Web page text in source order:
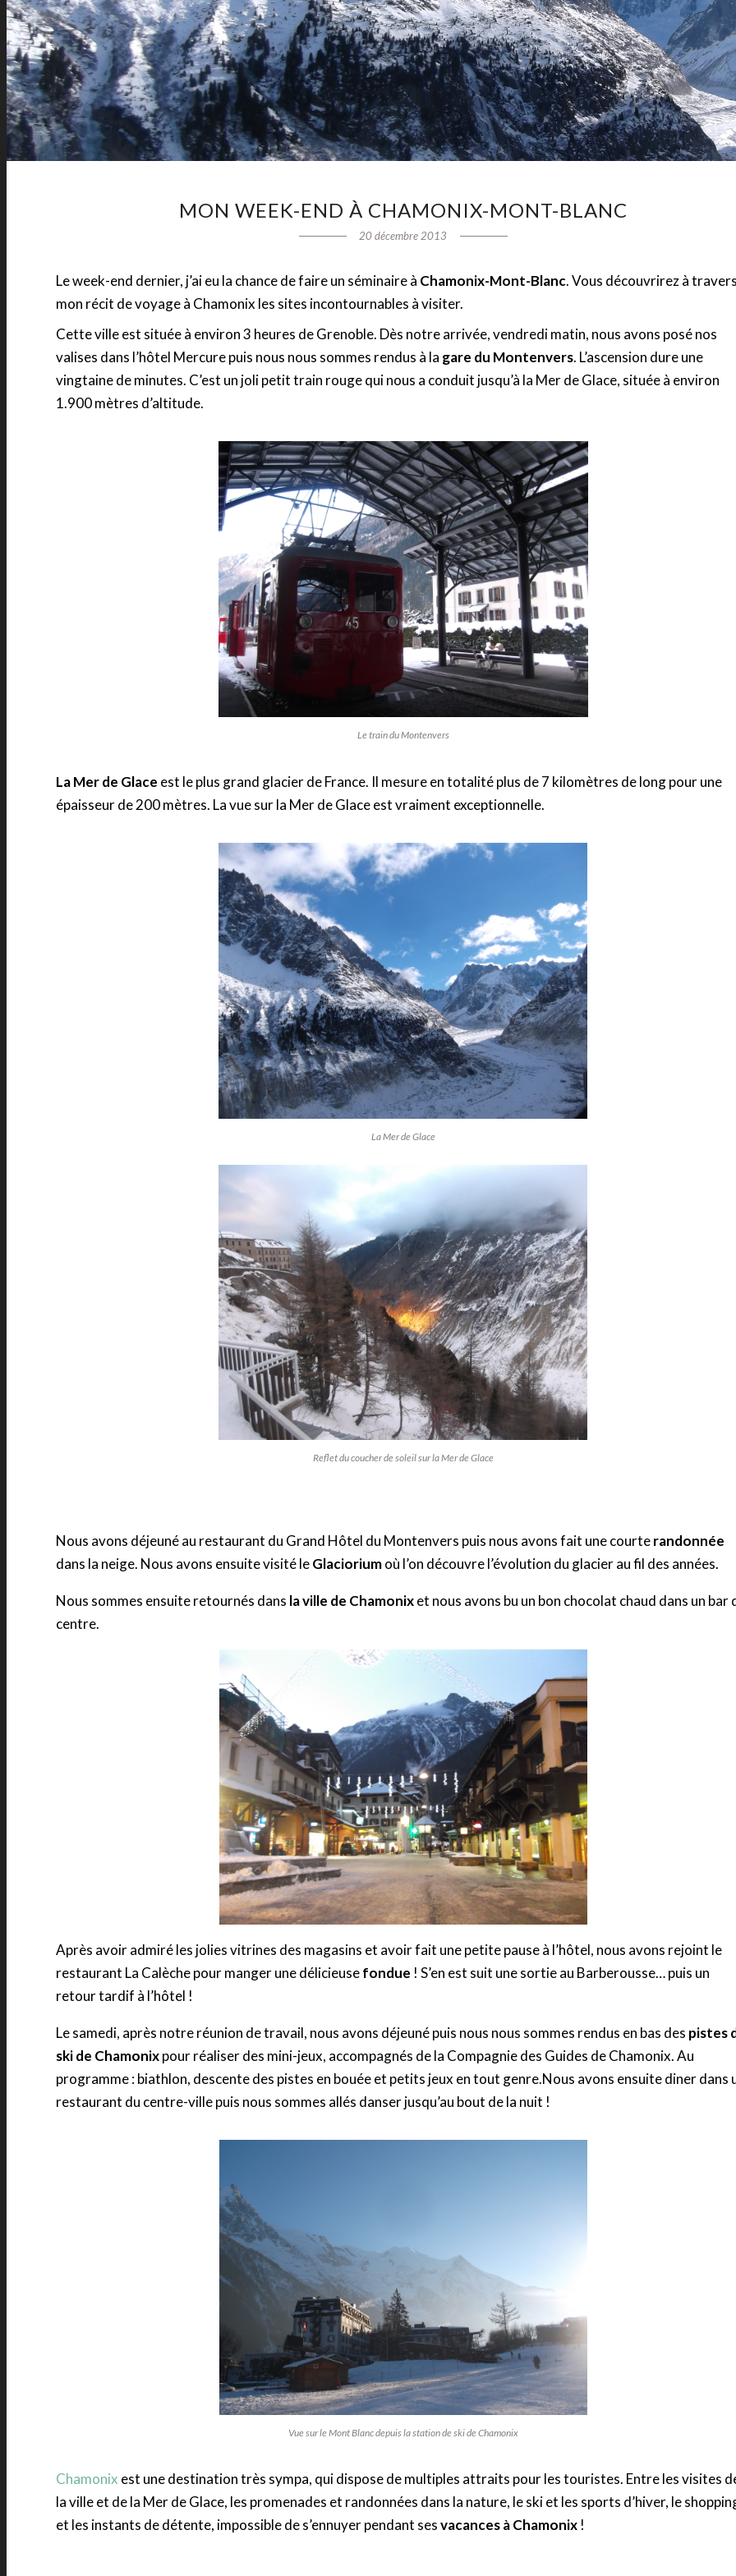
MON WEEK-END À CHAMONIX-MONT-BLANC
20 décembre 2013
Le week-end dernier, j’ai eu la chance de faire un séminaire à Chamonix-Mont-Blanc. Vous découvrirez à
mon récit de voyage à Chamonix les sites incontournables à visiter.
Cette ville est située à environ 3 heures de Grenoble. Dès notre arrivée, vendredi matin, nous avons posé nos
valises dans l’hôtel Mercure puis nous nous sommes rendus à la gare du Montenvers. L’ascension dure une
vingtaine de minutes. C’est un joli petit train rouge qui nous a conduit jusqu’à la Mer de Glace, située à environ
1.900 mètres d’altitude.
Le train du Montenvers
La Mer de Glace est le plus grand glacier de France. Il mesure en totalité plus de 7 kilomètres de long pour une
épaisseur de 200 mètres. La vue sur la Mer de Glace est vraiment exceptionnelle.
La Mer de Glace
Reflet du coucher de soleil sur la Mer de Glace
Nous avons déjeuné au restaurant du Grand Hôtel du Montenvers puis nous avons fait une courterandonnée
dans la neige. Nous avons ensuite visité leGlacioriumoù l’on découvre l’évolution du glacier au fil des années.
Nous sommes ensuite retournés dans la ville de Chamonixet nous avons bu un bon chocolat chaud dans un bar
centre.
Après avoir admiré les jolies vitrines des magasins et avoir fait une petite pause à l’hôtel, nous avons rejoint le
restaurant La Calèche pour manger une délicieusefondue ! S’en est suit une sortie au Barberousse… puis un
retour tardif à l’hôtel !
Le samedi, après notre réunion de travail, nous avons déjeuné puis nous nous sommes rendus en bas des pistes
ski de Chamonixpour réaliser des mini-jeux, accompagnés de la Compagnie des Guides de Chamonix. Au
programme : biathlon, descente des pistes en bouée et petits jeux en tout genre.Nous avons ensuite diner dans
restaurant du centre-ville puis nous sommes allés danser jusqu’au bout de la nuit !
Vue sur le Mont Blanc depuis la station de ski de Chamonix
Chamonix est une destination très sympa, qui dispose de multiples attraits pour les touristes. Entre les visites
la ville et de la Mer de Glace, les promenades et randonnées dans la nature, le ski et les sports d’hiver, le
et les instants de détente, impossible de s’ennuyer pendant sesvacances à Chamonix !